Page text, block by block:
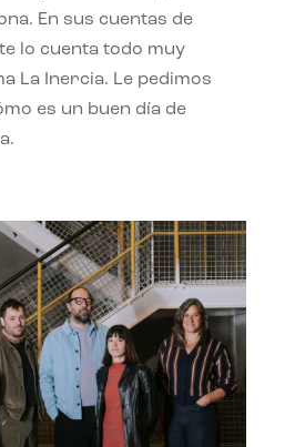
En sus cuentas de
lo cuenta todo muy
La Inercia. Le pedimos
es un buen día de